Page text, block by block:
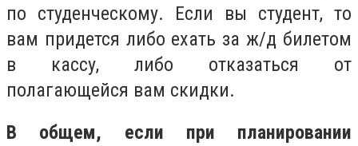
по студенческому. Если вы студент, то
вам придется либо ехать за ж/д билетом
в кассу, либо отказаться от
полагающейся вам скидки.
В общем, если при планировании